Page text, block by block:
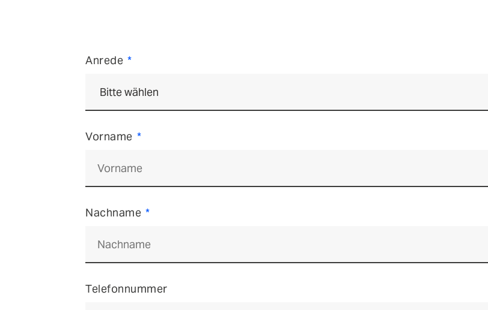
Anrede
Vorname
Nachname
Telefonnummer